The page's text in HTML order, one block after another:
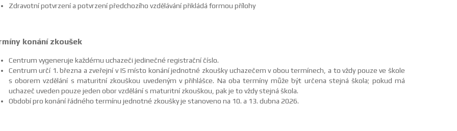
Zdravotní potvrzení a potvrzení předchozího vzdělávání přikládá formou přílohy
konání zkoušek
Centrum vygeneruje každému uchazeči jedinečné registrační číslo.
Centrum určí 1. března a zveřejní v IS místo konání jednotné zkoušky uchazečem v obou termínech, a to vždy pouze ve škole
s oborem vzdělání s maturitní zkouškou uvedeným v přihlášce. Na oba termíny může být určena stejná škola; pokud má
uchazeč uveden pouze jeden obor vzdělání s maturitní zkouškou, pak je to vždy stejná škola.
Období pro konání řádného termínu jednotné zkoušky je stanoveno na 10. a 13. dubna 2026.